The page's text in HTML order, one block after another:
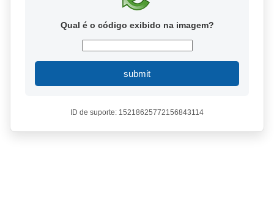
Qual é o código exibido na imagem?
submit
ID de suporte: 15218625772156843114